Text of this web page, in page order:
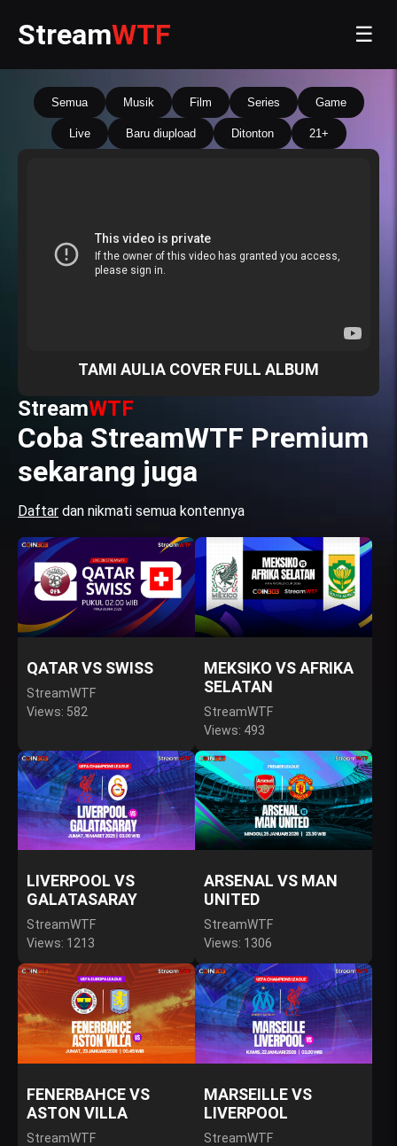
StreamWTF ☰
Semua Musik Film Series Game
Live Baru diupload Ditonton 21+
TAMI AULIA COVER FULL ALBUM
StreamWTF
Coba StreamWTF Premium
sekarang juga
Daftar dan nikmati semua kontennya
QATAR VS SWISS
StreamWTF
Views: 582
MEKSIKO VS AFRIKA
SELATAN
StreamWTF
Views: 493
LIVERPOOL VS
GALATASARAY
StreamWTF
Views: 1213
ARSENAL VS MAN
UNITED
StreamWTF
Views: 1306
FENERBAHCE VS
ASTON VILLA
StreamWTF
MARSEILLE VS
LIVERPOOL
StreamWTF